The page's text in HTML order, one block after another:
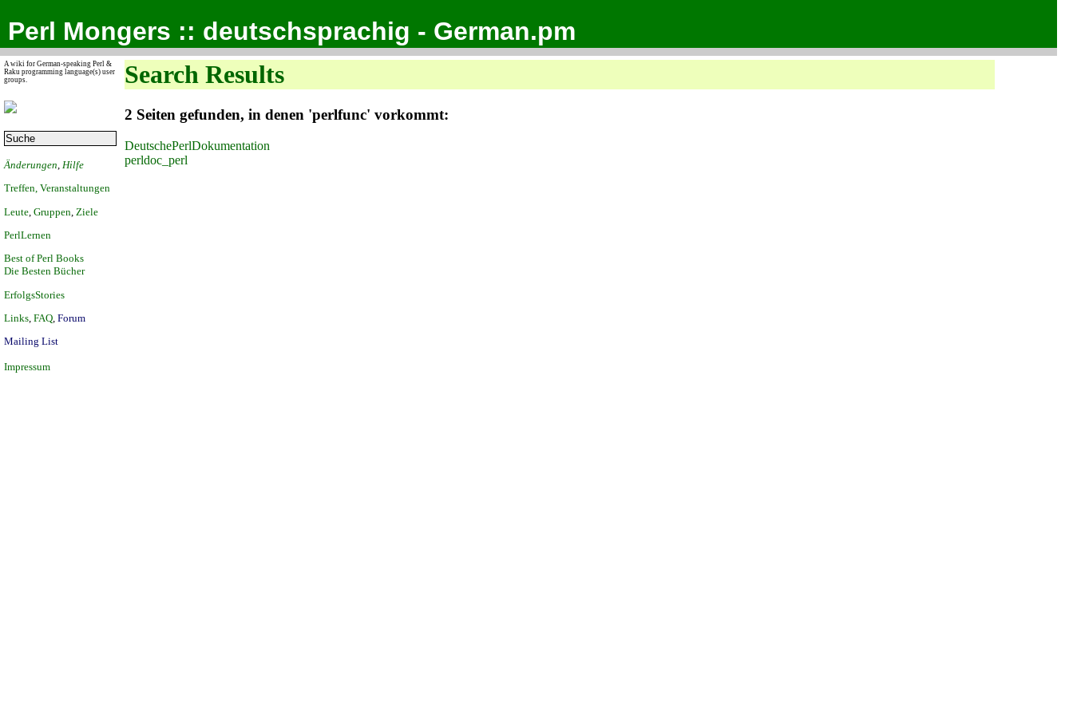
Perl Mongers :: deutschsprachig - German.pm
A wiki for German-speaking Perl &
Raku programming language(s) user
groups.
Änderungen Hilfe
Treffen, Veranstaltungen
Leute Gruppen Ziele
PerlLernen
Best of Perl Books
Die Besten Bücher
ErfolgsStories
Links FAQ Forum
Mailing List
Impressum
Search Results
2 Seiten gefunden, in denen 'perlfunc' vorkommt:
DeutschePerlDokumentation
perldoc_perl